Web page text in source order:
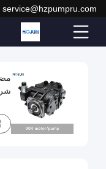
service@hzpumpru.com
Video
مضخة
هيدروليكية